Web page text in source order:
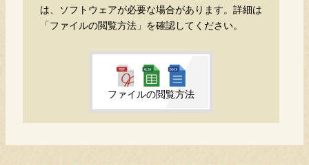
は、ソフトウェアが必要な場合があります。詳細は
「ファイルの閲覧方法」を確認してください。
ファイルの閲覧方法